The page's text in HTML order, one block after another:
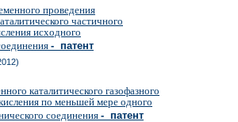
проведения
частичного
исходного
- патент
каталитического газофазного
по меньшей мере одного
соединения- патент